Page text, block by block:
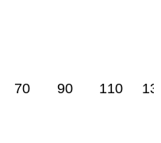
70 90 110